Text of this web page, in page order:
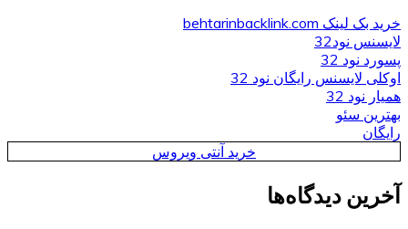
خرید بک لینک behtarinbacklink.com
لایسنس نود32
پسورد نود 32
اوکلی لایسنس رایگان نود 32
همیار نود 32
بهترین سئو
رایگان
خرید آنتی ویروس
آخرین دیدگاه‌ها